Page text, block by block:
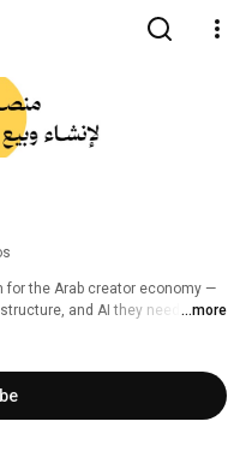
for the Arab creator economy —
and AI they need to ...more